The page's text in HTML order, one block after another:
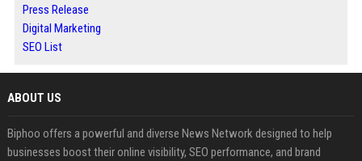
Press Release
Digital Marketing
SEO List
ABOUT US
Biphoo offers a powerful and diverse News Network designed to help
businesses boost their online visibility, SEO performance, and brand